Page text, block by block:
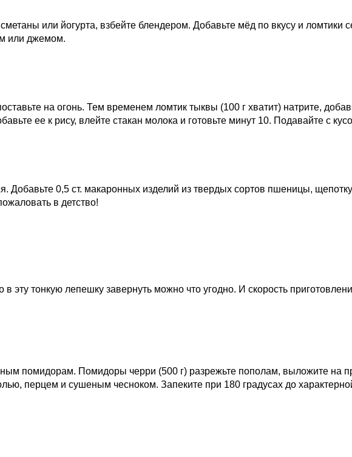
сметаны или йогурта, взбейте блендером. Добавьте мёд по вкусу и
или джемом.
на огонь. Тем временем ломтик тыквы (100 г хватит) натрите,
ее к рису, влейте стакан молока и готовьте минут 10. Подавайте с
Добавьте 0,5 ст. макаронных изделий из твердых сортов пшеницы,
в детство!
эту тонкую лепешку завернуть можно что угодно. И скорость
помидорам. Помидоры черри (500 г) разрежьте пополам, выложите на
перцем и сушеным чесноком. Запеките при 180 градусах до